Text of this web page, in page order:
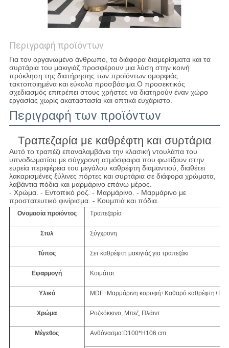
ΜΥΣΤΙΚΌΤΗΤΑΣ
Περιγραφή προϊόντων
Για τον οργανωμένο άνθρωπο, τα διάφορα διαμερίσματα και τα
συρτάρια του μακιγιάζ προσφέρουν μια λύση στην κοινή
πρόκληση της διατήρησης των προϊόντων ομορφιάς
τακτοποιημένα και εύκολα προσβάσιμα.Ο προσεκτικός
σχεδιασμός επιτρέπει στους χρήστες να διατηρούν έναν χώρο
εργασίας χωρίς ακαταστασία και οπτικά ευχάριστο.
Περιγραφή των προϊόντων
Τραπεζαρία με καθρέφτη και συρτάρια
Αυτό το τραπέζι επαναλαμβάνει την κλασική ντουλάπα του
υπνοδωματίου με σύγχρονη ατμόσφαιρα.που φωτίζουν στην
ευρεία περιφέρεια του μεγάλου καθρέφτη διαμαντιού, διαθέτει
λακαρισμένες ξύλινες πόρτες και συρτάρια σε διάφορα χρώματα,
λαβάντια πόδια και μαρμάρινο επάνω μέρος.
- Χρώμα. - Εντοπικό ροζ. - Μαρμάρινο. - Μαρμάρινο με
προστατευτικό φινίρισμα. - Κουμπιά και πόδια.
Ονομασία προϊόντος Τραπεζαρία
Στυλ Σύγχρονη
Τύπος Σετ καθρέφτη μακιγιάζ για τραπεζάκι
Εφαρμογή Κοιμάται.
Υλικό MDF+Μαρμάρινη κορυφή+Καθαρό
Χρώμα Ροζκόκκινο, Μπεζ, Πλάιντ
Μέγεθος Ανθόνασμα:D100*H106 cm